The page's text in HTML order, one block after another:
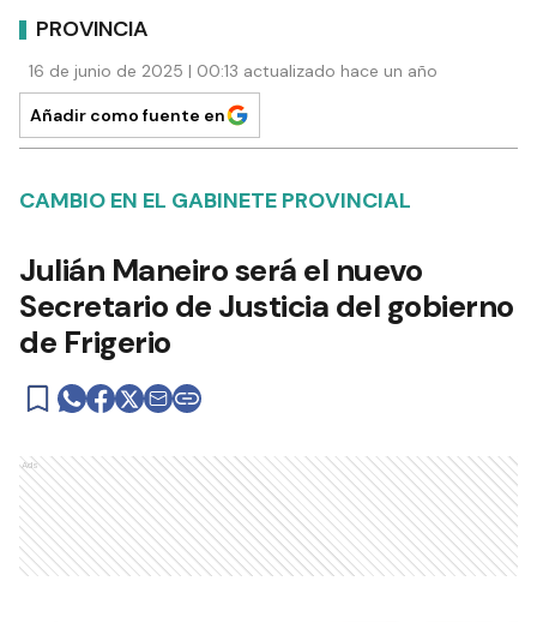
PROVINCIA
16 de junio de 2025 | 00:13 actualizado hace un año
Añadir como fuente en
CAMBIO EN EL GABINETE PROVINCIAL
Julián Maneiro será el nuevo
Secretario de Justicia del gobierno
de Frigerio
Ads